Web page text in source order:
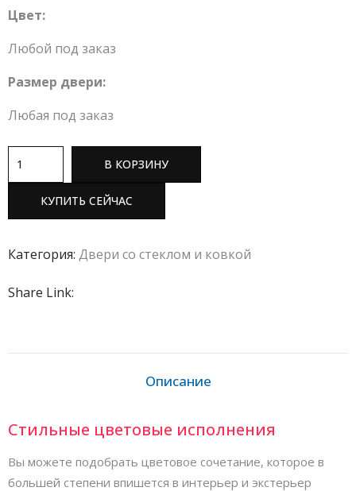
Цвет:
Любой под заказ
Размер двери:
Любая под заказ
В КОРЗИНУ
КУПИТЬ СЕЙЧАС
Категория: Двери со стеклом и ковкой
Share Link:
Описание
Стильные цветовые исполнения
Вы можете подобрать цветовое сочетание, которое в
большей степени впишется в интерьер и экстерьер